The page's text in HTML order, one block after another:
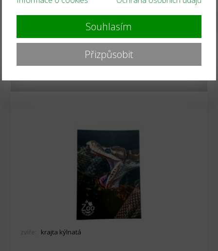
Pohlednice
zvíře: krajta kýlnatá
Souhlasím
Přizpůsobit